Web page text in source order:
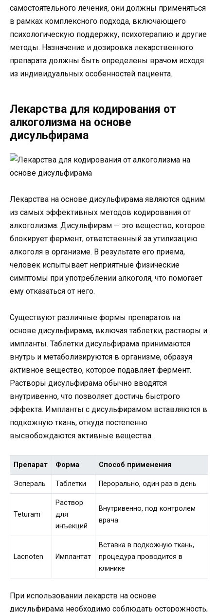
самостоятельного лечения, они должны применяться
в рамках комплексного подхода, включающего
психологическую поддержку, психотерапию и другие
методы. Назначение и дозировка лекарственного
препарата должны быть определены врачом исходя
из индивидуальных особенностей пациента.
Лекарства для кодирования от
алкоголизма на основе
дисульфирама
Лекарства на основе дисульфирама являются одним
из самых эффективных методов кодирования от
алкоголизма. Дисульфирам — это вещество, которое
блокирует фермент, ответственный за утилизацию
алкоголя в организме. В результате его приема,
человек испытывает неприятные физические
симптомы при употреблении алкоголя, что помогает
ему отказаться от него.
Существуют различные формы препаратов на
основе дисульфирама, включая таблетки, растворы и
импланты. Таблетки дисульфирама принимаются
внутрь и метаболизируются в организме, образуя
активное вещество, которое подавляет фермент.
Растворы дисульфирама обычно вводятся
внутривенно, что позволяет достичь быстрого
эффекта. Импланты с дисульфирамом вставляются в
подкожную ткань, откуда постепенно
высвобождаются активные вещества.
Препарат Форма Способ применения
Эспераль Таблетки Перорально, один раз в день
Teturam
Раствор
для
инъекций
Внутривенно, под контролем
врача
Lacnoten Имплантат
Вставка в подкожную ткань,
процедура проводится в
клинике
При использовании лекарств на основе
дисульфирама необходимо соблюдать осторожность,